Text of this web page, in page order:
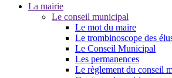
La mairie
Le conseil municipal
Le mot du maire
Le trombinoscope des
Le Conseil Municipal
Les permanences
Le règlement du conseil